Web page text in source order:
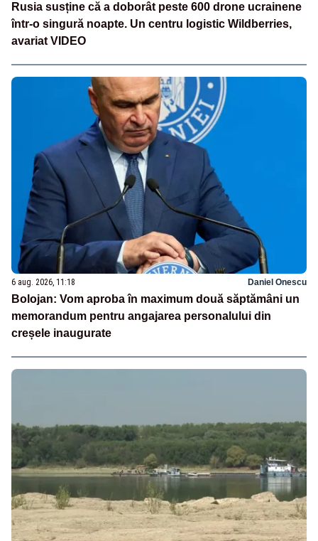
Rusia susține că a doborât peste 600 drone ucrainene
într-o singură noapte. Un centru logistic Wildberries,
avariat VIDEO
6 aug. 2026, 11:18 Daniel Onescu
Bolojan: Vom aproba în maximum două săptămâni un
memorandum pentru angajarea personalului din
creșele inaugurate